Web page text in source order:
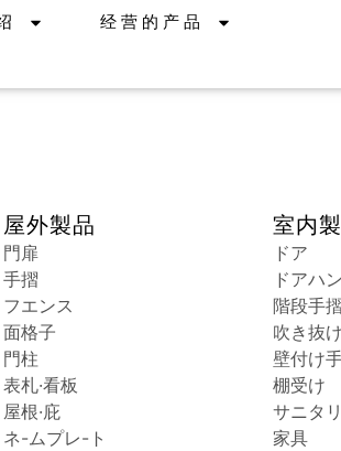
经营的产品
屋外製品
門扉
手摺
フエンス
面格子
門柱
表札·看板
屋根·庇
ネ-ムプレ-ト
室内
ドア
ドアハ
階段手摺
吹き抜
壁付け
棚受け
サニタ
家具